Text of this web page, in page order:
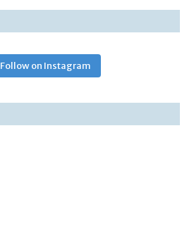
Follow on Instagram